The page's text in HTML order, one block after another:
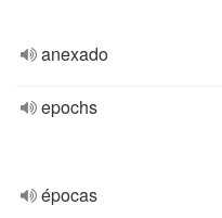
anexado
epochs
épocas